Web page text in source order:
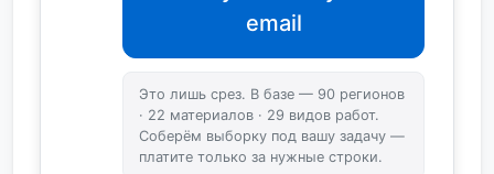
email
Это лишь срез. В базе — 90 регионов
· 22 материалов · 29 видов работ.
Соберём выборку под вашу задачу —
платите только за нужные строки.